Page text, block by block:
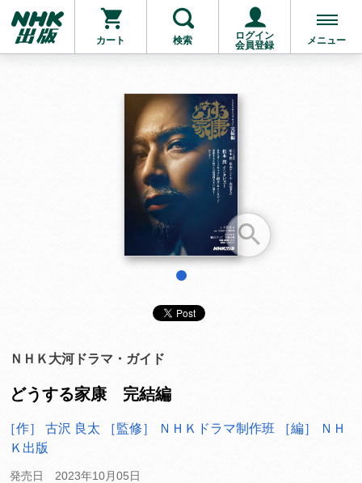
カート 検索
ログイン
会員登録
メニュー
お支払いに進む
他にも商品を買う
ＮＨＫ大河ドラマ・ガイド
どうする家康 完結編
［作］ 古沢 良太 ［監修］ ＮＨＫドラマ制作班
［編］ ＮＨ
Ｋ出版
発売日 2023年10月05日